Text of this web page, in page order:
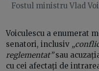
Fostul ministru Vlad
Voiculescu a enumerat
senatori, inclusiv
reglementat”sau
cu cei afectați de